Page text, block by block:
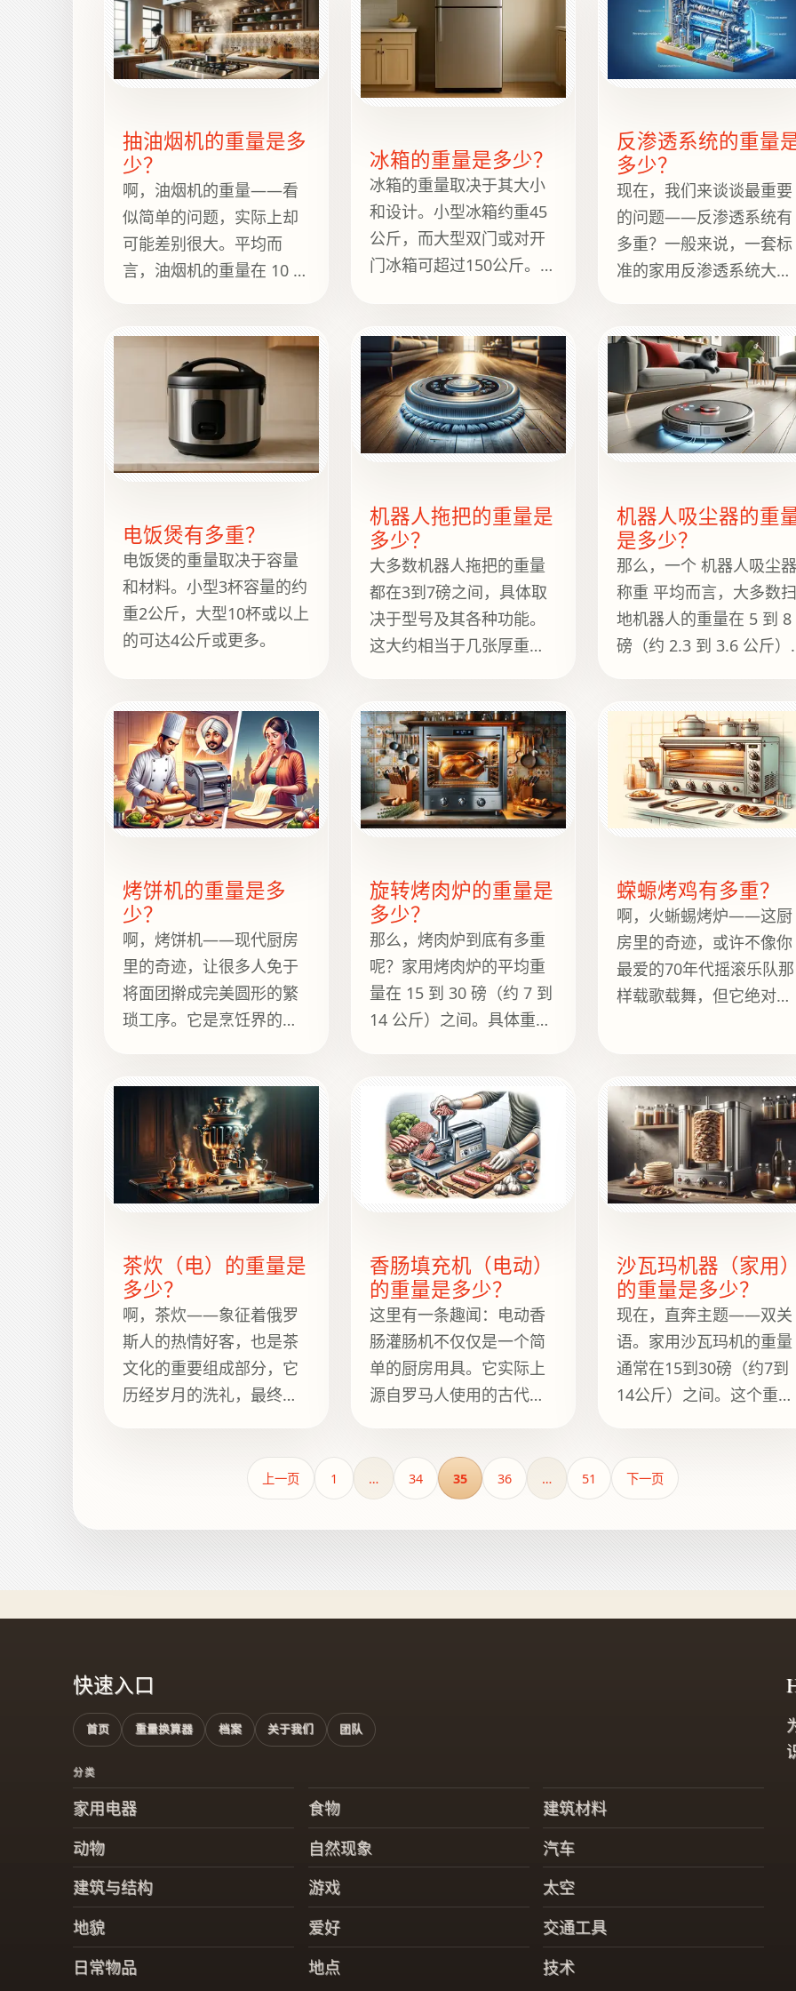
抽油烟机的重量是多
少？
啊，油烟机的重量——看
似简单的问题，实际上却
可能差别很大。平均而
言，油烟机的重量在 10 到
如，一款简洁的橱柜下式
油烟机可能重约 15 磅，而
一款结实的壁挂式或岛式
油烟机则可能更重。
冰箱的重量是多少？
冰箱的重量取决于其大小
和设计。小型冰箱约重45
公斤，而大型双门或对开
门冰箱可超过150公斤。重
反渗透系统的重量
多少？
现在，我们来谈谈最重要
的问题——反渗透系统有
多重？一般来说，一套标
准的家用反渗透系统大约
统的各个组件，例如预过
滤器、膜、后置过滤器和
储水箱。它基本上相当于
一只小狗或者一只小浣熊
的重量，我向你保证，这
都小得多。
电饭煲有多重？
电饭煲的重量取决于容量
和材料。小型3杯容量的约
重2公斤，大型10杯或以上
的可达4公斤或更多。
机器人拖把的重量是
多少？
大多数机器人拖把的重量
都在3到7磅之间，具体取
决于型号及其各种功能。
这大约相当于几张厚重的
刚吃完第二顿早餐的家猫
的平均体重。这样的重量
让我们的地板清洁伙伴能
够轻松滑动，既优雅又干
净地拖地。
机器人吸尘器的重
是多少？
那么，一个 机器人吸尘器
称重 平均而言，大多数扫
地机器人的重量在 5 到 8
磅（约 2.3 到 3.6 公斤）
运或移动，同时又足够
重，可以在您的生活空间
中保持稳定。.
烤饼机的重量是多
少？
啊，烤饼机——现代厨房
里的奇迹，让很多人免于
将面团擀成完美圆形的繁
琐工序。它是烹饪界的无
探讨它的重量之前，先来
点儿趣闻：你知道吗？烤
饼机最初是在20世纪末推
出的，是为了满足印度家
庭日益增长的便捷需求。
的人来说，它就像烹饪界
的微波炉。
旋转烤肉炉的重量是
多少？
那么，烤肉炉到底有多重
呢？家用烤肉炉的平均重
量在 15 到 30 磅（约 7 到
14 公斤）之间。具体重量
能或额外的烤肉串。商用
烤肉炉，比如你在杂货店
里看到的那种，用缓慢旋
转的烤肉棒烤着烤鸡的烤
肉炉，重量会更重，超过
蝾螈烤鸡有多重？
啊，火蜥蜴烤炉——这厨
房里的奇迹，或许不像你
最爱的70年代摇滚乐队那
样载歌载舞，但它绝对知
是焗烤菜的酥脆表层，那
么火蜥蜴烤炉很可能就是
其背后的神奇之处之一。
但在深入探讨其重要性之
前，先来了解一个有趣的
字并非源于这种两栖动
物，而是源于一种中世纪
用来烤制菜肴表面的工
具，而这种
茶炊（电）的重量是
多少？
啊，茶炊——象征着俄罗
斯人的热情好客，也是茶
文化的重要组成部分，它
历经岁月的洗礼，最终在
这一经典器具的现代演
绎，通常重约1.8至3.6公
斤。但在深入探讨细节之
香肠填充机（电动）
的重量是多少？
这里有一条趣闻：电动香
肠灌肠机不仅仅是一个简
单的厨房用具。它实际上
源自罗马人使用的古代器
赐。如今，这些电动香肠
灌肠机一次可以灌装多达
15磅（约7公斤）的香肠，
沙瓦玛机器（家用
的重量是多少？
现在，直奔主题——双关
语。家用沙瓦玛机的重量
通常在15到30磅（约7到
14公斤）之间。这个重量
次想做美味的沙瓦玛卷饼
时都要费尽心思的麻烦。
上一页 1 … 34 35 36 … 51 下一页
快速入口
首页 重量换算器 档案 关于我们 团队
分类
家用电器 食物
建筑材料
动物
自然现象
汽车
建筑与结构
游戏
太空
地貌
爱好
交通工具
日常物品
地点 技术